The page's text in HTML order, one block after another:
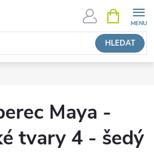
HLEDAT
NÁKUPNÍ
KOŠÍK
Maya -
tvary 4 - šedý